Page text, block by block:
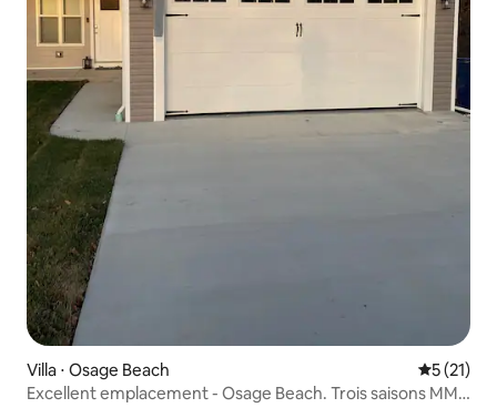
Villa ⋅ Osage Beach
5 (21)
Excellent emplacement - Osage Beach. Trois saisons MM